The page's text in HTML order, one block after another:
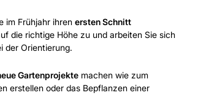
im Frühjahr ihren ersten Schnitt
die richtige Höhe zu und arbeiten Sie sich
der Orientierung.
Gartenprojekte machen wie zum
erstellen oder das Bepflanzen einer